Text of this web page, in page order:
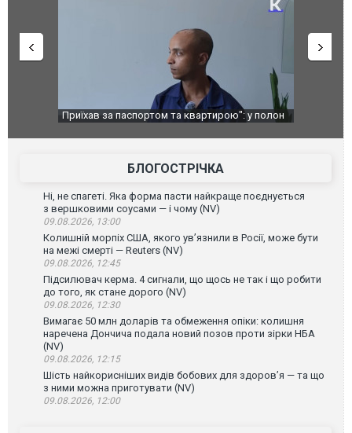
Приїхав за паспортом та квартирою": у полон
зіркового футболіста Мохамеда Салаха
Одесу
ураганним
БЛОГОСТРІЧКА
Ні, не спагеті. Яка форма пасти найкраще поєднується
з вершковими соусами — і чому (NV)
09.08.2026, 13:00
Колишній морпіх США, якого ув’язнили в Росії, може бути
на межі смерті — Reuters (NV)
09.08.2026, 12:45
Підсилювач керма. 4 сигнали, що щось не так і що робити
до того, як стане дорого (NV)
09.08.2026, 12:30
Вимагає 50 млн доларів та обмеження опіки: колишня
наречена Дончича подала новий позов проти зірки НБА
(NV)
09.08.2026, 12:15
Шість найкорисніших видів бобових для здоров’я — та що
з ними можна приготувати (NV)
09.08.2026, 12:00